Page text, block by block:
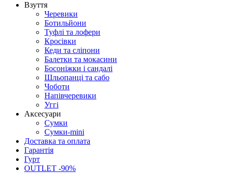
Взуття
Черевики
Ботильйони
Туфлі та лофери
Кросівки
Кеди та сліпони
Балетки та мокасини
Босоніжки і сандалі
Шльопанці та сабо
Чоботи
Напівчеревики
Уггі
Аксесуари
Сумки
Сумки-mini
Доставка та оплата
Гарантія
Гурт
OUTLET -90%